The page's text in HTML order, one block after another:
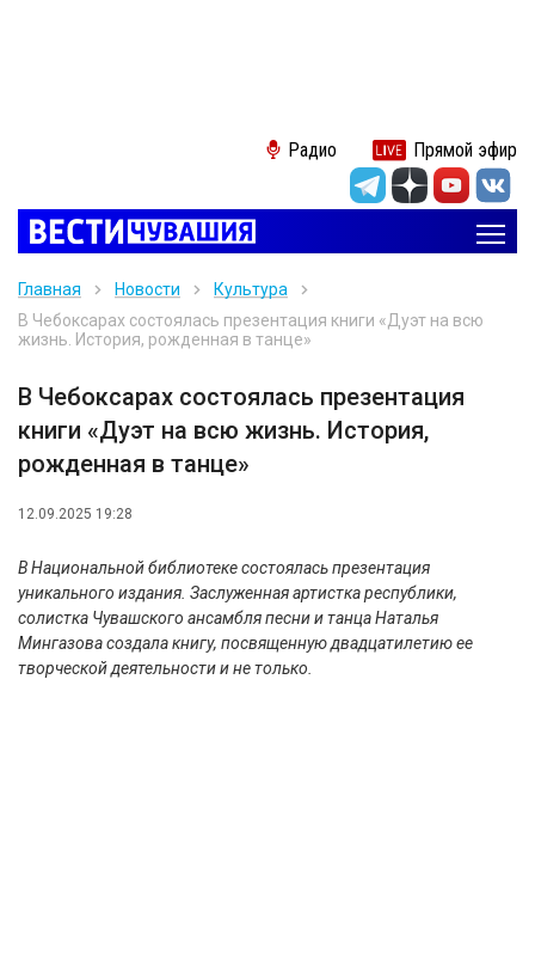
Радио Прямой эфир
Главная Новости
Культура
В Чебоксарах состоялась презентация книги «Дуэт на всю
жизнь. История, рожденная в танце»
В Чебоксарах состоялась презентация
книги «Дуэт на всю жизнь. История,
рожденная в танце»
12.09.2025 19:28
В Национальной библиотеке состоялась презентация
уникального издания. Заслуженная артистка республики,
солистка Чувашского ансамбля песни и танца Наталья
Мингазова создала книгу, посвященную двадцатилетию ее
творческой деятельности и не только.